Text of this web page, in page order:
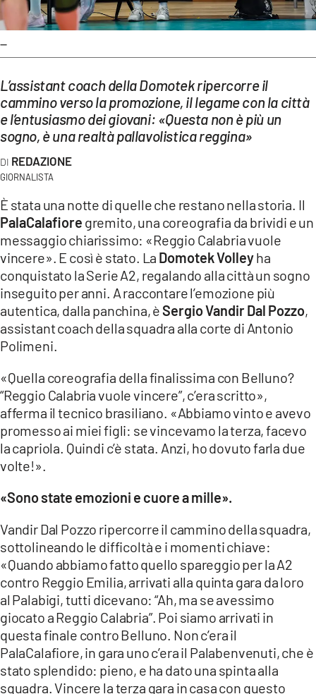
LAC TV
LaC
Network
LACPLAY.IT
LACTV.IT
LACONAIR.IT
LACITYMAG.IT
ILREGGINO.IT
COSENZACHANNEL.IT
ILVIBONESE.IT
LACAPITALENEWS.IT
App
ANDROID
APPLE
--
L’assistant coach della Domotek ripercorre il
cammino verso la promozione, il legame con la città
e l’entusiasmo dei giovani: «Questa non è più un
sogno, è una realtà pallavolistica reggina»
REDAZIONE
GIORNALISTA
È stata una notte di quelle che restano nella storia. Il
PalaCalafiore gremito, una coreografia da brividi e un
messaggio chiarissimo: «Reggio Calabria vuole
vincere». E così è stato. La Domotek Volleyha
conquistato la Serie A2, regalando alla città un sogno
inseguito per anni. A raccontare l’emozione più
autentica, dalla panchina, èSergio Vandir Dal Pozzo,
assistant coach della squadra alla corte di Antonio
Polimeni.
«Quella coreografia della finalissima con Belluno?
“Reggio Calabria vuole vincere”, c’era scritto»,
afferma il tecnico brasiliano. «Abbiamo vinto e avevo
promesso ai miei figli: se vincevamo la terza, facevo
la capriola. Quindi c’è stata. Anzi, ho dovuto farla due
volte!».
«Sono state emozioni e cuore a mille».
Vandir Dal Pozzo ripercorre il cammino della squadra,
sottolineando le difficoltà e i momenti chiave:
«Quando abbiamo fatto quello spareggio per la A2
contro Reggio Emilia, arrivati alla quinta gara da loro
al Palabigi, tutti dicevano: “Ah, ma se avessimo
giocato a Reggio Calabria”. Poi siamo arrivati in
questa finale contro Belluno. Non c’era il
PalaCalafiore, in gara uno c’era il Palabenvenuti, che è
stato splendido: pieno, e ha dato una spinta alla
squadra. Vincere la terza gara in casa con questo